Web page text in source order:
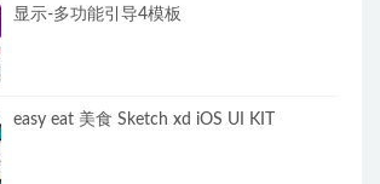
显示-多功能引导4模板
easy eat 美食 Sketch xd iOS UI KIT